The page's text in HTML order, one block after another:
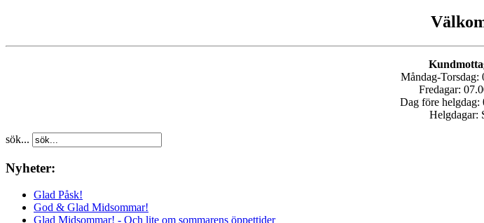
Måndag-Torsdag:
Fredagar:
Dag före helgdag:
Helgdagar:
sök...
Nyheter:
Glad Påsk!
God & Glad Midsommar!
Glad Midsommar! - Och lite om sommarens öppettider